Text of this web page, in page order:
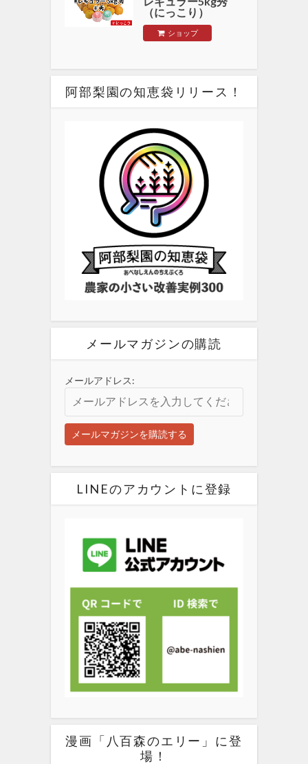
（にっこり）
ショップ
阿部梨園の知恵袋リリース！
メールマガジンの購読
メールアドレス:
LINEのアカウントに登録
漫画「八百森のエリー」に登
場！